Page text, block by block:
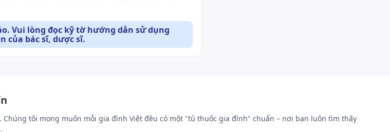
Vui lòng đọc kỹ tờ hướng dẫn sử dụng
của bác sĩ, dược sĩ.
tôi mong muốn mỗi gia đình Việt đều có một "tủ thuốc gia đình" chuẩn – nơi bạn luôn tìm thấy